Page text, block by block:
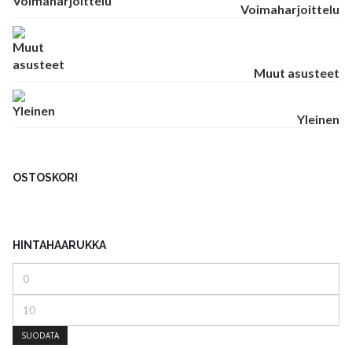
Voimaharjoittelu
Muut asusteet
Yleinen
OSTOSKORI
HINTAHAARUKKA
SUODATA